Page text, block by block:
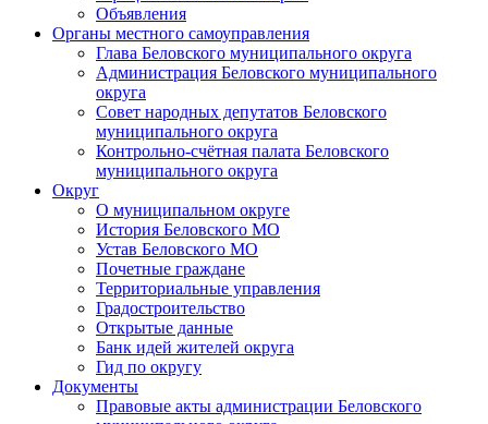
Объявления
Органы местного самоуправления
Глава Беловского муниципального округа
Администрация Беловского муниципального
округа
Совет народных депутатов Беловского
муниципального округа
Контрольно-счётная палата Беловского
муниципального округа
Округ
О муниципальном округе
История Беловского МО
Устав Беловского МО
Почетные граждане
Территориальные управления
Градостроительство
Открытые данные
Банк идей жителей округа
Гид по округу
Документы
Правовые акты администрации Беловского